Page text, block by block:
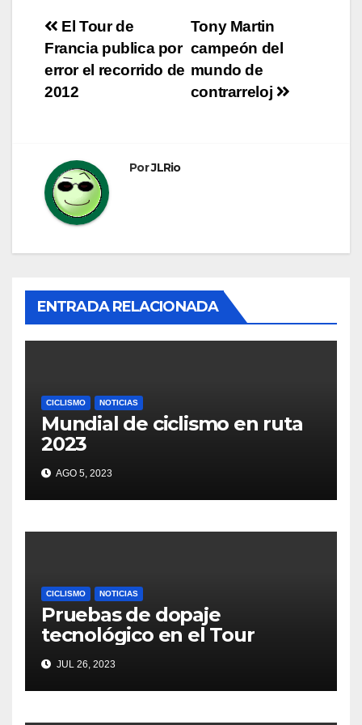
Navegación
de
entradas
Tony Martin
campeón del
mundo de
contrarreloj
El Tour de
Francia publica por
error el recorrido de
2012
PorJLRio
ENTRADA RELACIONADA
CICLISMO NOTICIAS
Mundial de ciclismo en ruta
2023
AGO 5, 2023
CICLISMO NOTICIAS
Pruebas de dopaje
tecnológico en el Tour
JUL 26, 2023